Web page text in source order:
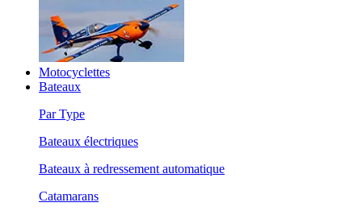
Motocyclettes
Bateaux
Par Type
Bateaux électriques
Bateaux à redressement automatique
Catamarans